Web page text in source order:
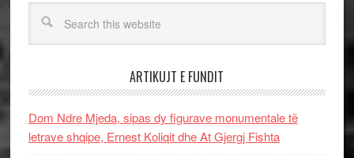
ARTIKUJT E FUNDIT
Dom Ndre Mjeda, sipas dy figurave monumentale të
letrave shqipe, Ernest Koliqit dhe At Gjergj Fishta